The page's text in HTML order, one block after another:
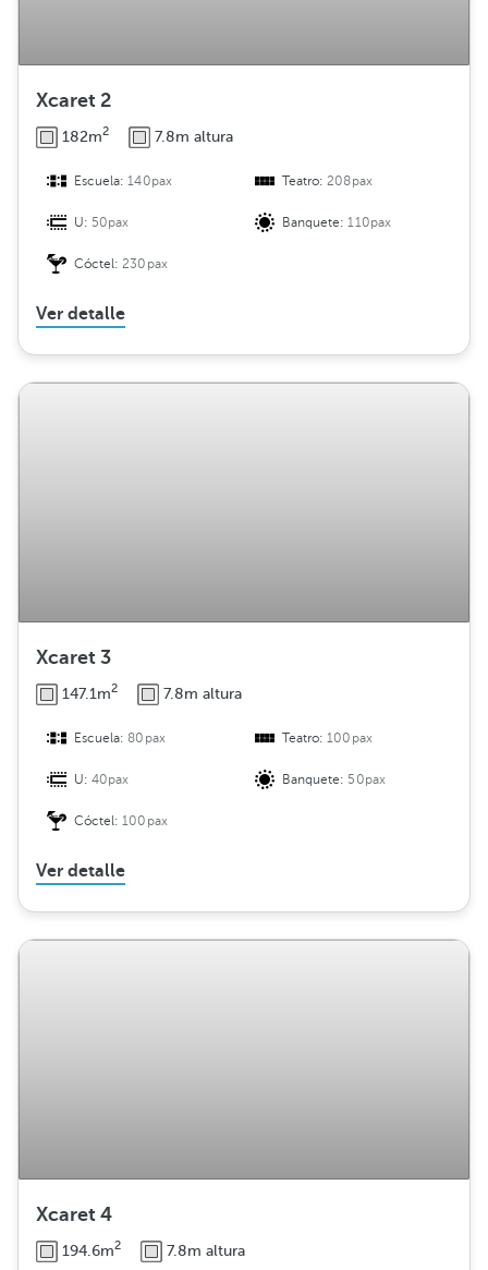
Xcaret 2
182m2 7.8m altura
Escuela:140pax Teatro:208pax
U: 50pax Banquete:110pax
Cóctel:230pax
Ver detalle
Xcaret 3
147.1m2 7.8m altura
Escuela:80pax Teatro:100pax
U:40pax Banquete: 50pax
Cóctel:100pax
Ver detalle
Xcaret 4
194.6m2 7.8m altura